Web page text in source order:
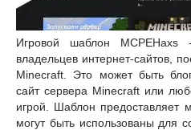
Игровой шаблон
владельцев интернет-сайтов,
Minecraft. Это может быть
сайт сервера Minecraft или
игрой. Шаблон предоставляет
могут быть использованы для